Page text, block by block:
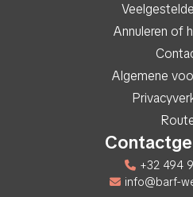
Annuleren of
Algemene
+32 494
info@barf-